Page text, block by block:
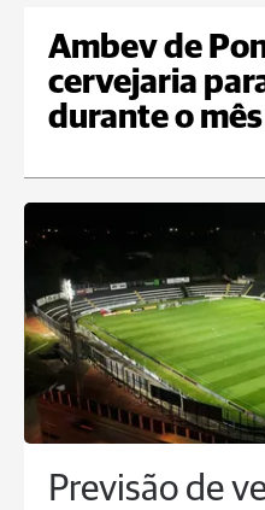
Ambev de
cervejaria
durante o
Previsão de